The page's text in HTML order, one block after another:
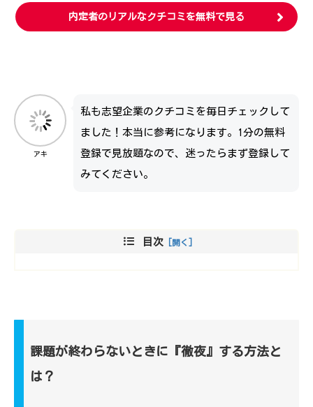
内定者のリアルなクチコミを無料で見る
アキ
私も志望企業のクチコミを毎日チェックして
ました！本当に参考になります。1分の無料
登録で見放題なので、迷ったらまず登録して
みてください。
目次
課題が終わらないときに『徹夜』する方法と
は？